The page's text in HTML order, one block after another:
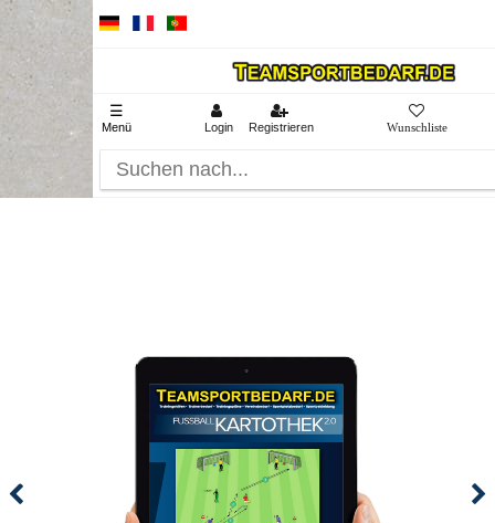
☰
Menü Login Registrieren